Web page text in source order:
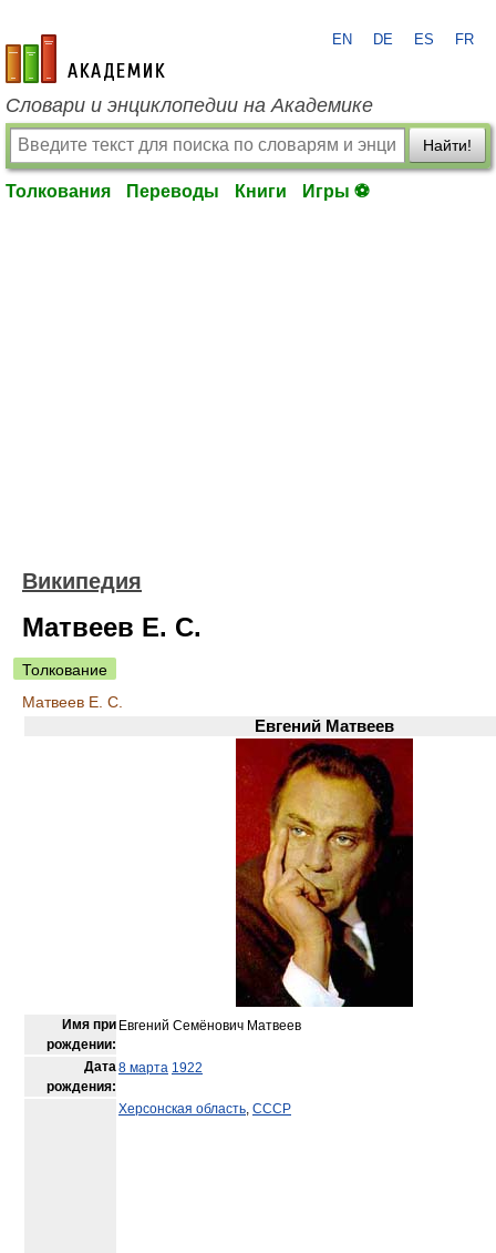
academic.ru
EN DE ES FR
Словари и энциклопедии на Академике
Найти!
Толкования Переводы Книги Игры ⚽
Википедия
Матвеев Е. С.
Толкование
Матвеев Е. С.
Евгений Матвеев
Имя при
рождении:
Евгений Семёнович Матвеев
Дата
рождения:
8 марта 1922
Херсонская область, СССР